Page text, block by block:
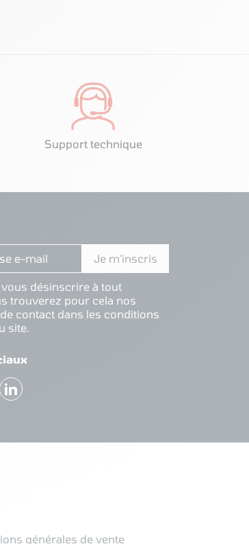
Support technique
désinscrire à tout
trouverez pour cela nos
contact dans les conditions
site.
LinkedIn
générales de vente